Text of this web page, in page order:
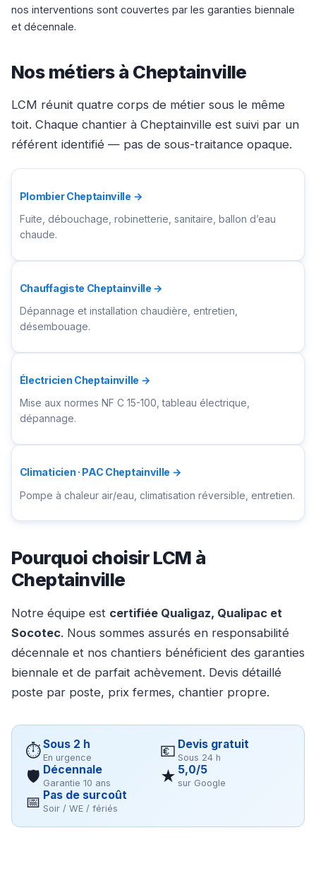
nos interventions sont couvertes par les garanties biennale
et décennale.
Nos métiers à Cheptainville
LCM réunit quatre corps de métier sous le même
toit. Chaque chantier à Cheptainville est suivi par un
référent identifié — pas de sous-traitance opaque.
Plombier Cheptainville →
Fuite, débouchage, robinetterie, sanitaire, ballon d’eau
chaude.
Chauffagiste Cheptainville →
Dépannage et installation chaudière, entretien,
désembouage.
Électricien Cheptainville →
Mise aux normes NF C 15-100, tableau électrique,
dépannage.
Climaticien · PAC Cheptainville →
Pompe à chaleur air/eau, climatisation réversible, entretien.
Pourquoi choisir LCM à
Cheptainville
Notre équipe est certifiée Qualigaz, Qualipac et
Socotec. Nous sommes assurés en responsabilité
décennale et nos chantiers bénéficient des garanties
biennale et de parfait achèvement. Devis détaillé
poste par poste, prix fermes, chantier propre.
⏱Sous 2 h
En urgence 💶 Devis gratuit
Sous 24 h
🛡 Décennale
Garantie 10 ans ★ 5,0/5
sur Google
📅 Pas de surcoût
Soir / WE / fériés